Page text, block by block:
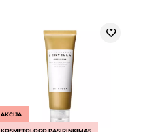
AKCIJA